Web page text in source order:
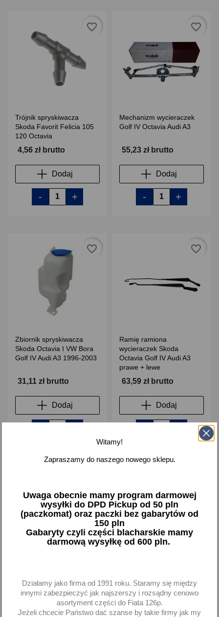
Trójnik spryskiwacza
Skoda Favorit Felicia 105
120 Octavia
4,56 zł brutto
Dodaj
- +
favorite_border
Mechanizm wycieraczek
Golf IV Octavia Audi A3
55,23 zł brutto
Dodaj
- +
favorite_border
Zbiornik spryskiwacza
Skoda Octavia I VW Bora
Golf IV Audi A3 1996-2003
31,11 zł brutto
Dodaj
favorite_border
Ramię ramiona
wycieraczek Skoda
Octavia Golf IV Audi A3
prawe + lewe
63,59 zł brutto
Dodaj
favorite_border
lewe Skoda Octavia I VW
Golf IV Audi A3
32,54 zł brutto
prawe Skoda Octavia I VW
Golf IV Audi A3
30,28 zł brutto
Witamy!
Zapraszamy do naszego nowego sklepu.
Uwaga obecnie mamy program darmowej
wysyłki do DPD Pickup od 50 pln
(paczkomat) oraz paczki bez gabarytów od
150 pln
Gabaryty czyli części blacharskie mamy
darmową wysyłkę od 600 pln.
Działamy jako firma od 1991 roku. Staramy się między
innymi zabezpieczyć jak najszerszy i rozsądny cenowo
asortyment części do Fiata 126p.
Jeżeli chcecie Państwo dać szanse by takie firmy jak my